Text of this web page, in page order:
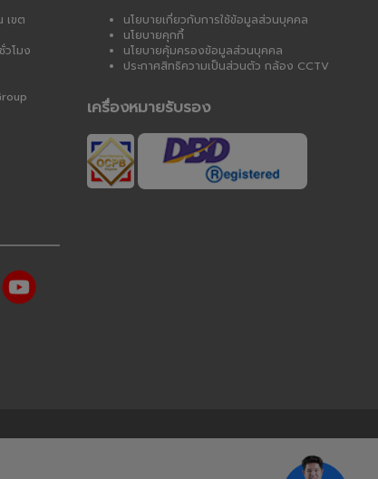
เขต
โมง
นโยบายเกี่ยวกับการใช้ข้อมูลส่วนบุคคล
นโยบายคุกกี้
นโยบายคุ้มครองข้อมูลส่วนบุคคล
ประกาศสิทธิความเป็นส่วนตัว กล้อง CCTV
เครื่องหมายรับรอง